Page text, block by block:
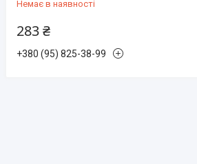
Немає в наявності
283 ₴
+380 (95) 825-38-99